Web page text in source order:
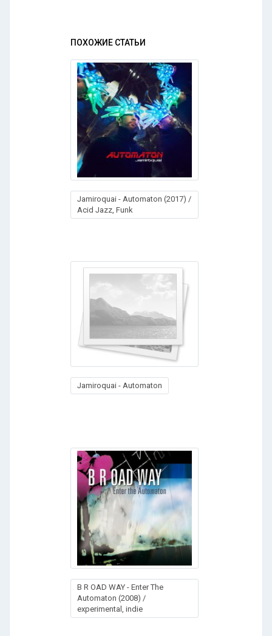
ПОХОЖИЕ СТАТЬИ
Jamiroquai - Automaton (2017) /
Acid Jazz, Funk
Jamiroquai - Automaton
B R OAD WAY - Enter The
Automaton (2008) /
experimental, indie